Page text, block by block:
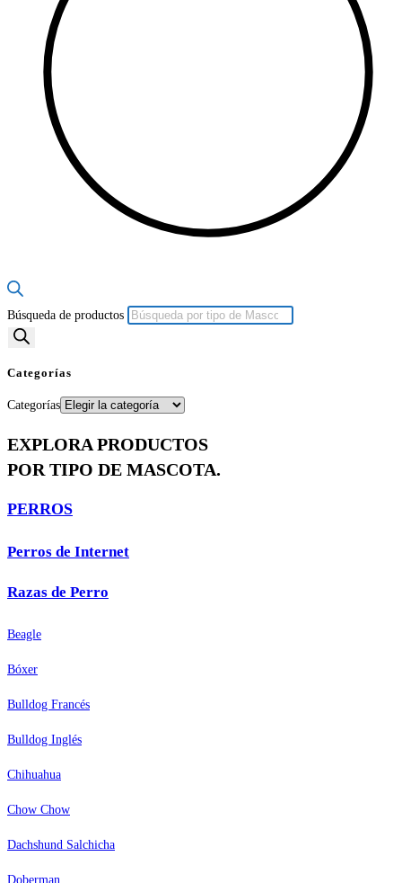
Búsqueda de productos
Categorías
Categorías
EXPLORA PRODUCTOS
POR TIPO DE MASCOTA.
PERROS
Perros de Internet
Razas de Perro
Beagle
Bóxer
Bulldog Francés
Bulldog Inglés
Chihuahua
Chow Chow
Dachshund Salchicha
Doberman